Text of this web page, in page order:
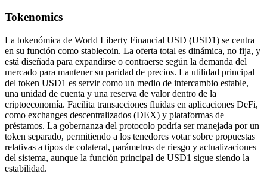
Tokenomics
La tokenómica de World Liberty Financial USD (USD1) se centra
en su función como stablecoin. La oferta total es dinámica, no fija, y
está diseñada para expandirse o contraerse según la demanda del
mercado para mantener su paridad de precios. La utilidad principal
del token USD1 es servir como un medio de intercambio estable,
una unidad de cuenta y una reserva de valor dentro de la
criptoeconomía. Facilita transacciones fluidas en aplicaciones DeFi,
como exchanges descentralizados (DEX) y plataformas de
préstamos. La gobernanza del protocolo podría ser manejada por un
token separado, permitiendo a los tenedores votar sobre propuestas
relativas a tipos de colateral, parámetros de riesgo y actualizaciones
del sistema, aunque la función principal de USD1 sigue siendo la
estabilidad.